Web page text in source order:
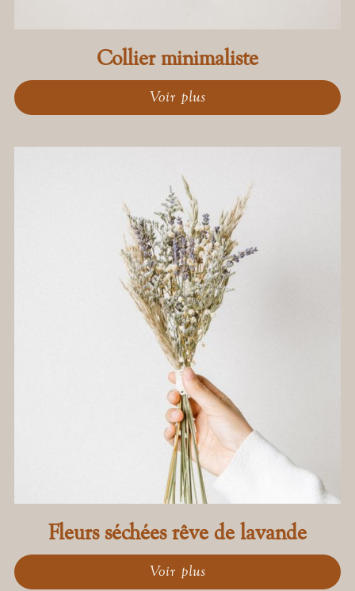
Collier minimaliste
Voir plus
Fleurs séchées rêve de lavande
Voir plus